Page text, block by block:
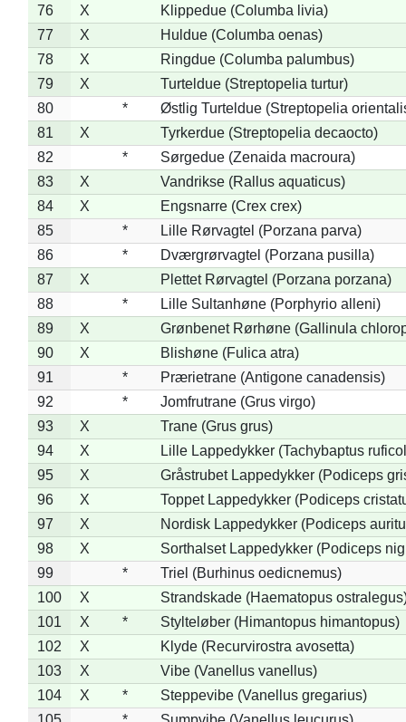
76
X
Klippedue (Columba livia)
77
X
Huldue (Columba oenas)
78
X
Ringdue (Columba palumbus)
79
X
Turteldue (Streptopelia turtur)
80
*
Østlig Turteldue (Streptopelia
81
X
Tyrkerdue (Streptopelia decaocto)
82
*
Sørgedue (Zenaida macroura)
83
X
Vandrikse (Rallus aquaticus)
84
X
Engsnarre (Crex crex)
85
*
Lille Rørvagtel (Porzana parva)
86
*
Dværgrørvagtel (Porzana pusilla)
87
X
Plettet Rørvagtel (Porzana porzana)
88
*
Lille Sultanhøne (Porphyrio alleni)
89
X
Grønbenet Rørhøne (Gallinula
90
X
Blishøne (Fulica atra)
91
*
Prærietrane (Antigone canadensis)
92
*
Jomfrutrane (Grus virgo)
93
X
Trane (Grus grus)
94
X
Lille Lappedykker (Tachybaptus
95
X
Gråstrubet Lappedykker (Podiceps
96
X
Toppet Lappedykker (Podiceps
97
X
Nordisk Lappedykker (Podiceps
98
X
Sorthalset Lappedykker (Podiceps
99
*
Triel (Burhinus oedicnemus)
100
X
Strandskade (Haematopus
101
X *
Stylteløber (Himantopus himantopus)
102
X
Klyde (Recurvirostra avosetta)
103
X
Vibe (Vanellus vanellus)
104
X *
Steppevibe (Vanellus gregarius)